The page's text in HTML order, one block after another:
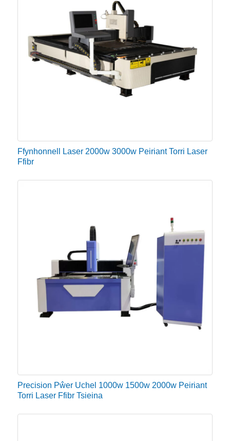
Ffynhonnell Laser 2000w 3000w Peiriant Torri Laser
Ffibr
Precision Pŵer Uchel 1000w 1500w 2000w Peiriant
Torri Laser Ffibr Tsieina